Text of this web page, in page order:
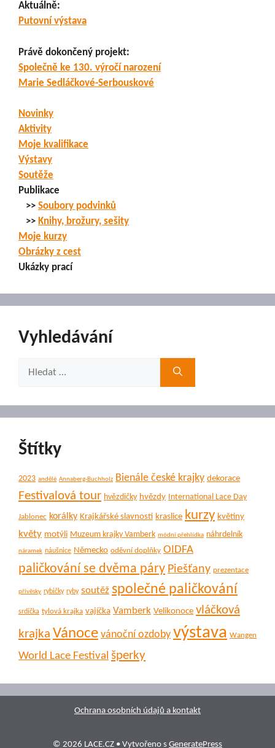
Aktuálně:
Putovní výstava
Právě dokončený projekt:
Společně ke 130. výročí narození
Marie Sedláčkové-Serbouskové
Novinky
Aktivity
Moje kvalifikace
Výstavy
Soutěže
Publikace
>> Soubory podvinků
>> Knihy, brožury, sešity
Moje kurzy
Obrázky z cest
Ukázky prací
Vyhledávání
Štítky
2023 andělé Annaberg-Buchholz Bienále české krajky dekorace
Festivalová tour hvězdičky hvězdy International Lace Day
Jablonec korálky Krajkářské slavnosti kraslice kurzy květiny
květy motýli Muzeum krajky Vamberk módní přehlídka náhrdelník
náramek náušnice Německo oděvní doplňky OIDFA
paličkování se dvěma páry Piešťany prezentace
přívěsky rybičky ryby soutěž společné paličkování
srdíčka tylová krajka vajíčka Vamberk Velikonoce vláčková
krajka Vánoce vánoční ozdoby výstava Wangen
World Lace Festival šperky
Ochrana osobních údajů a kontakt
© 2026 LACE.CZ • Vytvořeno s GeneratePress